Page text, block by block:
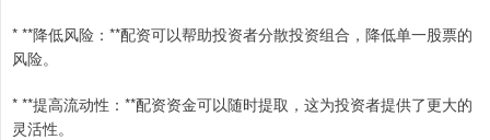
* **降低风险：**配资可以帮助投资者分散投资组合，降低单一股票的
风险。
* **提高流动性：**配资资金可以随时提取，这为投资者提供了更大的
灵活性。